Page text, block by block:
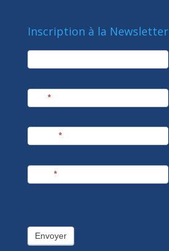
Inscription à la Newsletter
newsletter
*
*
*
Envoyer